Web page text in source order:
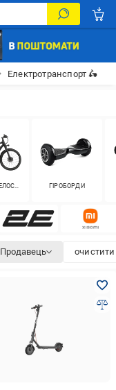
Електротранспорт 🛵
ЕЛЕКТРОВЕЛОСИПЕДИ ГІРОБОРДИ
Продавець очистити